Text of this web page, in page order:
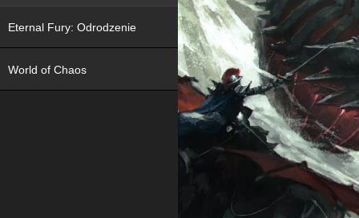
Eternal Fury: Odrodzenie
NEW
World of Chaos